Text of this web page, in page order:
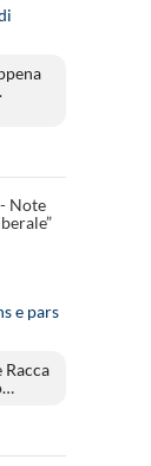
Note
e pars
Racca